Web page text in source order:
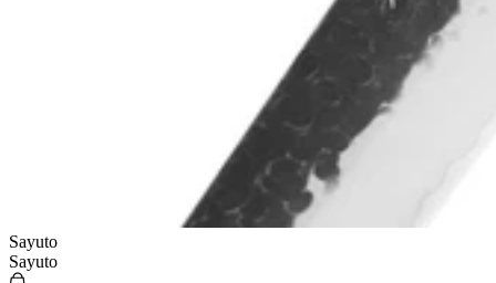
Sayuto
Sayuto